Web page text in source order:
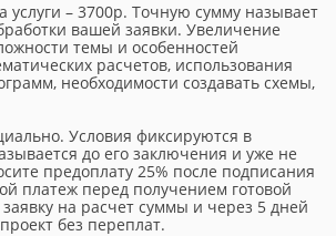
– 3700р. Точную сумму называет
вашей заявки. Увеличение
темы и особенностей
расчетов, использования
необходимости создавать схемы,
Условия фиксируются в
до его заключения и уже не
предоплату 25% после подписания
платеж перед получением готовой
на расчет суммы и через 5 дней
без переплат.